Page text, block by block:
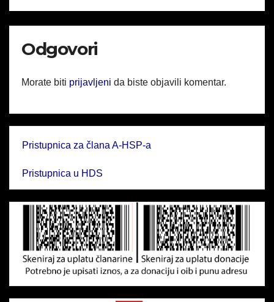
Odgovori
Morate biti prijavljeni da biste objavili komentar.
Pristupnica za člana A-HSP-a
Pristupnica u HDS